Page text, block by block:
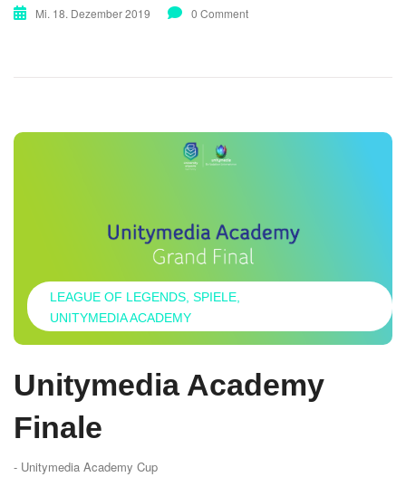
Mi. 18. Dezember 2019 0 Comment
LEAGUE OF LEGENDS SPIELE
UNITYMEDIA ACADEMY
Unitymedia Academy
Finale
- Unitymedia Academy Cup